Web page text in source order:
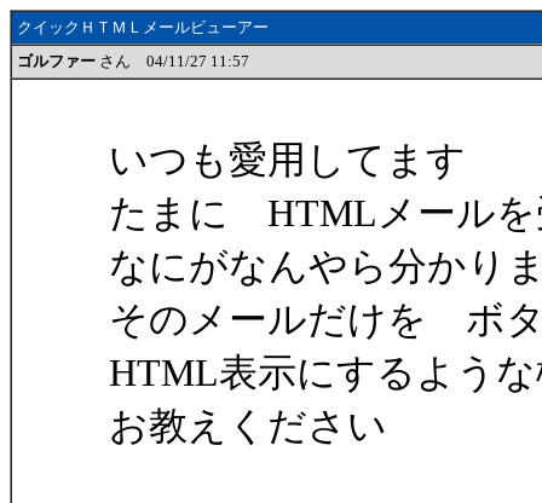
クイックＨＴＭＬメールビューアー
ゴルファー さん 04/11/27 11:57
いつも愛用してます
たまに HTMLメールを
なにがなんやら分かり
そのメールだけを ボ
HTML表示にするよう
お教えください